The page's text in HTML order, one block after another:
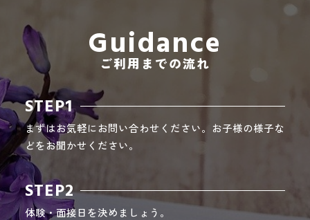
Guidance
ご利用までの流れ
STEP1
まずはお気軽にお問い合わせください。お子様の様子な
どをお聞かせください。
STEP2
体験・面接日を決めましょう。